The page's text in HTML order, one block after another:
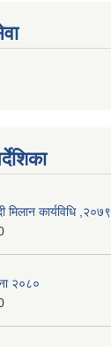
मिलान कार्यविधि ,२०७९
२०८०